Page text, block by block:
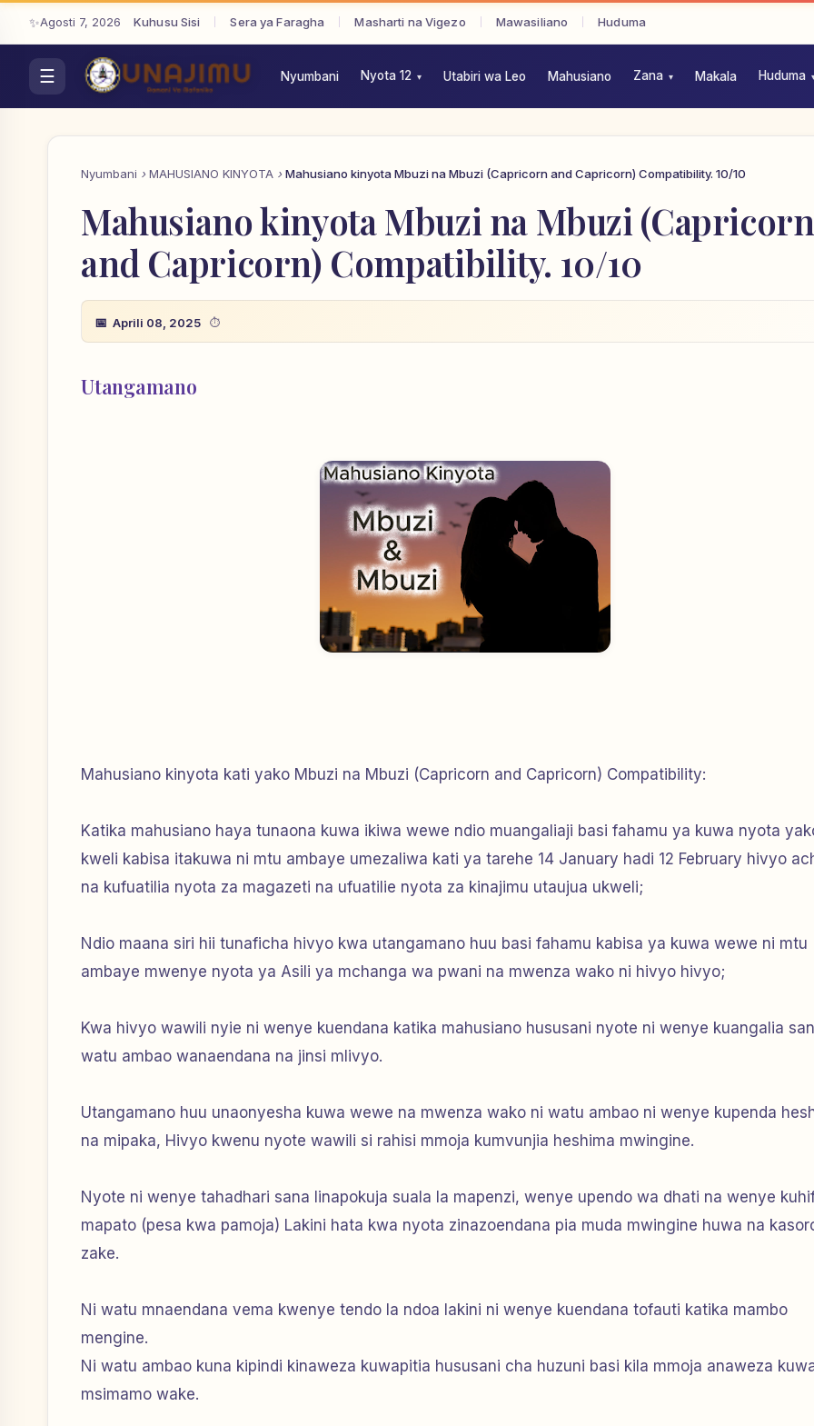
Agosti 7, 2026 Kuhusu Sisi Sera ya Faragha Masharti na Vigezo Mawasiliano Huduma
Nyumbani Nyota 12 Utabiri wa Leo Mahusiano Zana Makala Huduma
Nyumbani MAHUSIANO KINYOTA Mahusiano kinyota Mbuzi na Mbuzi (Capricorn and Capricorn) Compatibility. 10/10
Mahusiano kinyota Mbuzi na Mbuzi (Capricorn
and Capricorn) Compatibility. 10/10
Aprili 08, 2025
Utangamano
Mahusiano kinyota kati yako Mbuzi na Mbuzi (Capricorn and Capricorn) Compatibility:
Katika mahusiano haya tunaona kuwa ikiwa wewe ndio muangaliaji basi fahamu ya kuwa nyota
kweli kabisa itakuwa ni mtu ambaye umezaliwa kati ya tarehe 14 January hadi 12 February hivyo
na kufuatilia nyota za magazeti na ufuatilie nyota za kinajimu utaujua ukweli;
Ndio maana siri hii tunaficha hivyo kwa utangamano huu basi fahamu kabisa ya kuwa wewe ni mtu
ambaye mwenye nyota ya Asili ya mchanga wa pwani na mwenza wako ni hivyo hivyo;
Kwa hivyo wawili nyie ni wenye kuendana katika mahusiano hususani nyote ni wenye kuangalia
watu ambao wanaendana na jinsi mlivyo.
Utangamano huu unaonyesha kuwa wewe na mwenza wako ni watu ambao ni wenye kupenda
na mipaka, Hivyo kwenu nyote wawili si rahisi mmoja kumvunjia heshima mwingine.
Nyote ni wenye tahadhari sana linapokuja suala la mapenzi, wenye upendo wa dhati na wenye
mapato (pesa kwa pamoja) Lakini hata kwa nyota zinazoendana pia muda mwingine huwa na
zake.
Ni watu mnaendana vema kwenye tendo la ndoa lakini ni wenye kuendana tofauti katika mambo
mengine.
Ni watu ambao kuna kipindi kinaweza kuwapitia hususani cha huzuni basi kila mmoja anaweza
msimamo wake.